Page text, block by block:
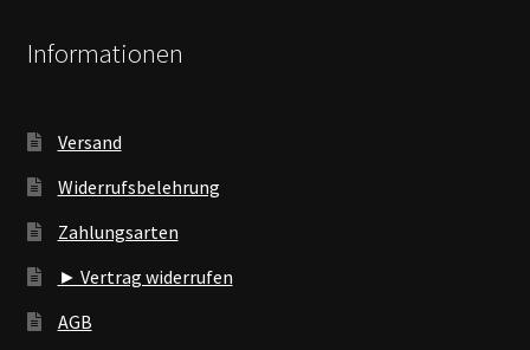
Informationen
Versand
Widerrufsbelehrung
Zahlungsarten
► Vertrag widerrufen
AGB